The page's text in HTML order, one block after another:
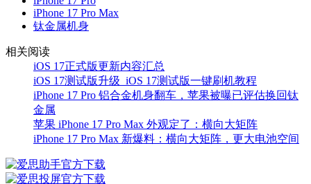
iPhone 17 Pro Max
钛金属机身
相关阅读
iOS 17正式版更新内容汇总
iOS 17测试版升级_iOS 17测试版一键刷机教程
iPhone 17 Pro 铝合金机身翻车，苹果被曝已评估换回钛
金属
苹果 iPhone 17 Pro Max 外观定了：横向大矩阵
iPhone 17 Pro Max 新爆料：横向大矩阵，更大电池空间